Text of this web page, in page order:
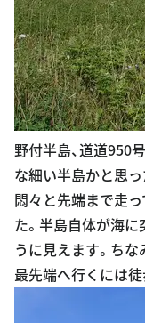
野付半島、道道950
な細い半島かと思
悶々と先端まで走
た。半島自体が海
うに見えます。ち
最先端へ行くには徒